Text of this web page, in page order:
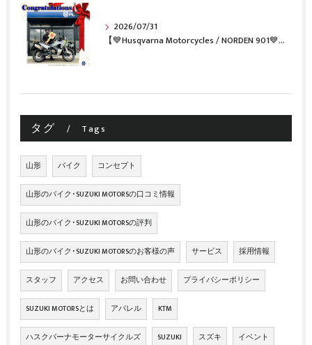
2026/07/31
【💙Husqvarna Motorcycles / NORDEN 901💙】 ご納車おめでとうございます🎉✨
タグ Tags
山形 バイク コンセプト
山形のバイク･SUZUKI MOTORSの口コミ情報
山形のバイク･SUZUKI MOTORSの評判
山形のバイク･SUZUKI MOTORSのお客様の声 サービス 採用情報
スタッフ アクセス お問い合わせ プライバシーポリシー
SUZUKI MOTORSとは アパレル KTM
ハスクバーナモーターサイクルズ SUZUKI スズキ イベント